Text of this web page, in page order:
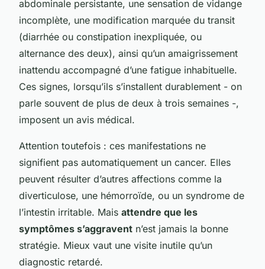
abdominale persistante, une sensation de vidange
incomplète, une modification marquée du transit
(diarrhée ou constipation inexpliquée, ou
alternance des deux), ainsi qu’un amaigrissement
inattendu accompagné d’une fatigue inhabituelle.
Ces signes, lorsqu’ils s’installent durablement - on
parle souvent de plus de deux à trois semaines -,
imposent un avis médical.
Attention toutefois : ces manifestations ne
signifient pas automatiquement un cancer. Elles
peuvent résulter d’autres affections comme la
diverticulose, une hémorroïde, ou un syndrome de
l’intestin irritable. Mais attendre que les
symptômes s’aggravent n’est jamais la bonne
stratégie. Mieux vaut une visite inutile qu’un
diagnostic retardé.